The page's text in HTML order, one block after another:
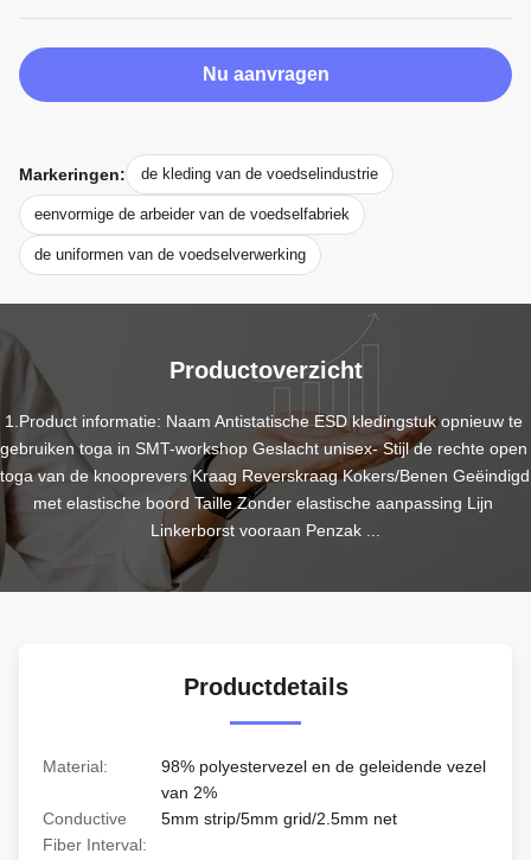
Nu aanvragen
Markeringen: de kleding van de voedselindustrie
eenvormige de arbeider van de voedselfabriek
de uniformen van de voedselverwerking
Productoverzicht
1.Product informatie: Naam Antistatische ESD kledingstuk opnieuw te
gebruiken toga in SMT-workshop Geslacht unisex- Stijl de rechte open
toga van de knooprevers Kraag Reverskraag Kokers/Benen Geëindigd
met elastische boord Taille Zonder elastische aanpassing Lijn
Linkerborst vooraan Penzak ...
Productdetails
Material:
98% polyestervezel en de geleidende vezel
van 2%
Conductive
Fiber Interval:
5mm strip/5mm grid/2.5mm net